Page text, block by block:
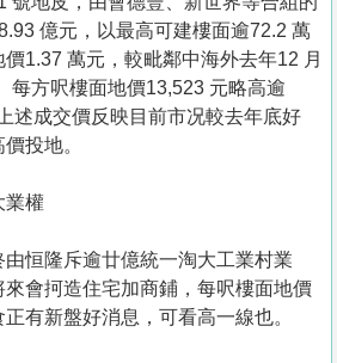
億元，以最高可建樓面逾72.2 萬
1.37 萬元，較毗鄰中海外去年12 月
每方呎樓面地價13,523 元略高逾
述成交價反映目前市况較去年底好
投地。
業權
恒隆斥逾廿億統一淘大工業村業
會抲造住宅加商鋪，每呎樓面地價
有新盤好消息，可看高一線也。